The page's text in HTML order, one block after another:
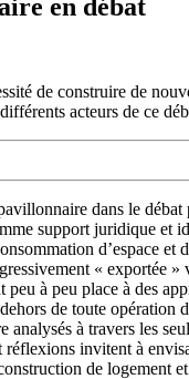
en débat
de construire de
acteurs de ce
dans le
support juridique et
d’espace
« exportée
peu à peu place à des
de toute opération
analysés à travers les
réflexions invitent à
de logement